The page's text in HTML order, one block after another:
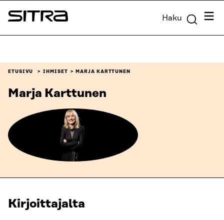
Siirry
suoraan
Sitra Haku
ETUSIVU IHMISET MARJA KARTTUNEN
Marja Karttunen
Kirjoittajalta